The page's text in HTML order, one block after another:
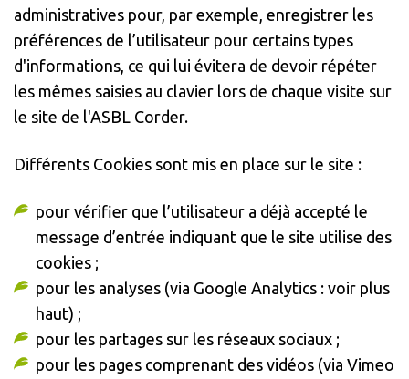
administratives pour, par exemple, enregistrer les
préférences de l’utilisateur pour certains types
d'informations, ce qui lui évitera de devoir répéter
les mêmes saisies au clavier lors de chaque visite sur
le site de l'ASBL Corder.
Différents Cookies sont mis en place sur le site :
pour vérifier que l’utilisateur a déjà accepté le
message d’entrée indiquant que le site utilise des
cookies ;
pour les analyses (via Google Analytics : voir plus
haut) ;
pour les partages sur les réseaux sociaux ;
pour les pages comprenant des vidéos (via Vimeo